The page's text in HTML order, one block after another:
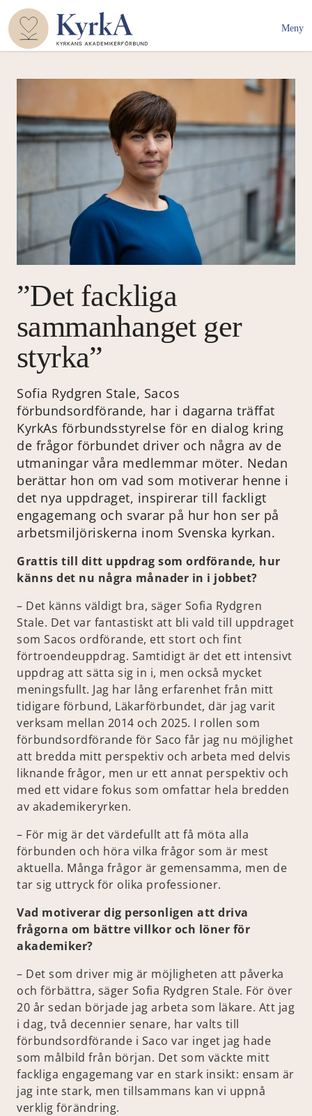
Meny
”Det fackliga
sammanhanget ger
styrka”
Sofia Rydgren Stale, Sacos
förbundsordförande, har i dagarna träffat
KyrkAs förbundsstyrelse för en dialog kring
de frågor förbundet driver och några av de
utmaningar våra medlemmar möter. Nedan
berättar hon om vad som motiverar henne i
det nya uppdraget, inspirerar till fackligt
engagemang och svarar på hur hon ser på
arbetsmiljöriskerna inom Svenska kyrkan.
Grattis till ditt uppdrag som ordförande, hur
känns det nu några månader in i jobbet?
– Det känns väldigt bra, säger Sofia Rydgren
Stale. Det var fantastiskt att bli vald till uppdraget
som Sacos ordförande, ett stort och fint
förtroendeuppdrag. Samtidigt är det ett intensivt
uppdrag att sätta sig in i, men också mycket
meningsfullt. Jag har lång erfarenhet från mitt
tidigare förbund, Läkarförbundet, där jag varit
verksam mellan 2014 och 2025. I rollen som
förbundsordförande för Saco får jag nu möjlighet
att bredda mitt perspektiv och arbeta med delvis
liknande frågor, men ur ett annat perspektiv och
med ett vidare fokus som omfattar hela bredden
av akademikeryrken.
– För mig är det värdefullt att få möta alla
förbunden och höra vilka frågor som är mest
aktuella. Många frågor är gemensamma, men de
tar sig uttryck för olika professioner.
Vad motiverar dig personligen att driva
frågorna om bättre villkor och löner för
akademiker?
– Det som driver mig är möjligheten att påverka
och förbättra, säger Sofia Rydgren Stale. För över
20 år sedan började jag arbeta som läkare. Att jag
i dag, två decennier senare, har valts till
förbundsordförande i Saco var inget jag hade
som målbild från början. Det som väckte mitt
fackliga engagemang var en stark insikt: ensam är
jag inte stark, men tillsammans kan vi uppnå
verklig förändring.